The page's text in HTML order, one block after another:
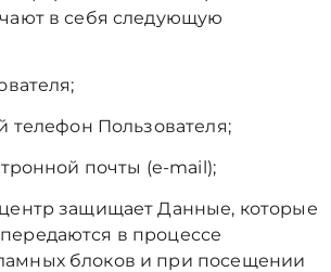
в себя следующую
телефон Пользователя;
почты (e-mail);
защищает Данные, которые
в процессе
блоков и при посещении